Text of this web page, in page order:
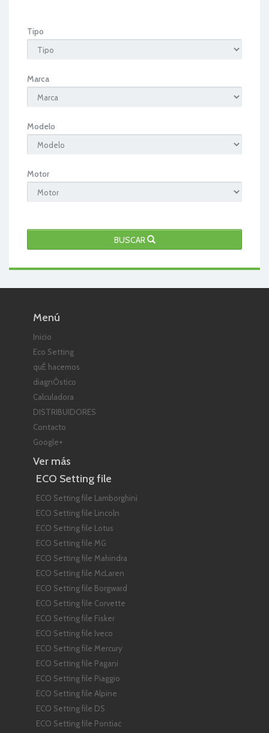
Tipo
Marca
Modelo
Motor
BUSCAR
Menú
Inicio
Eco Setting
quÉ hacemos
diagnÓstico
Calculadora
DISTRIBUIDORES
Contacto
Google+
Ver más
ECO Setting file
ECO Setting file Lamborghini
ECO Setting file Lincoln
ECO Setting file Lotus
ECO Setting file MG
ECO Setting file Mahindra
ECO Setting file McLaren
ECO Setting file Borgward
ECO Setting file Corvette
ECO Setting file Fisker
ECO Setting file Iveco
ECO Setting file Mercury
ECO Setting file Pagani
ECO Setting file Piaggio
ECO Setting file Alpine
ECO Setting file DS
ECO Setting file Pontiac